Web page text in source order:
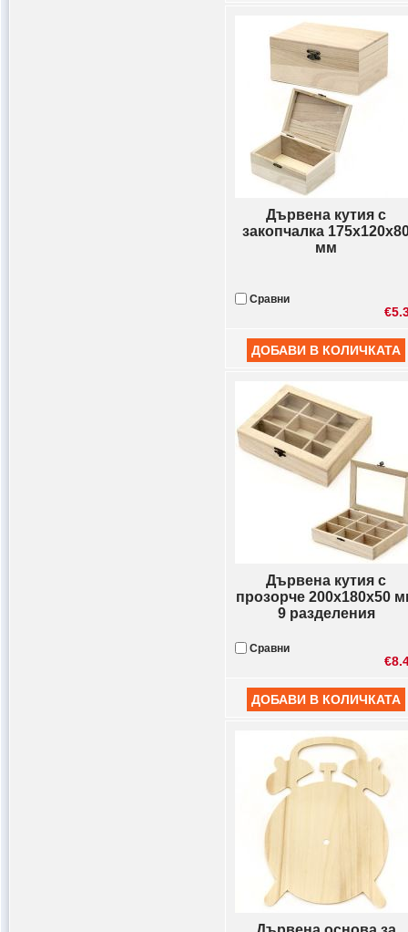
Дървена кутия с
закопчалка
мм
Сравни
Дървена кутия с
прозорче 200x180x50
9 разделения
Сравни